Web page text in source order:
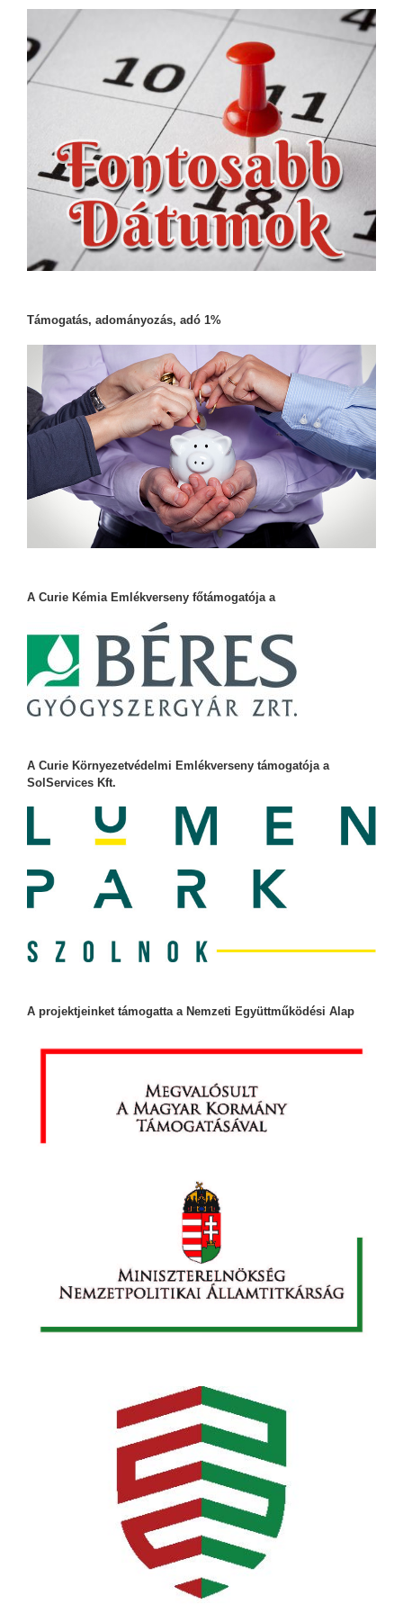
Támogatás, adományozás, adó 1%
A Curie Kémia Emlékverseny főtámogatója a
A Curie Környezetvédelmi Emlékverseny támogatója a
SolServices Kft.
A projektjeinket támogatta a Nemzeti Együttműködési Alap